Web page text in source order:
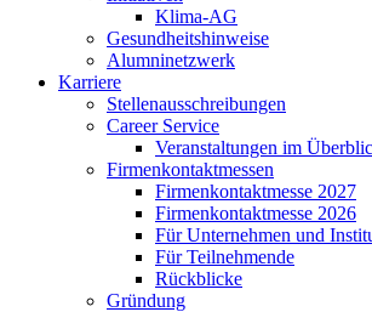
Klima-AG
Gesundheitshinweise
Alumninetzwerk
Karriere
Stellenausschreibungen
Career Service
Veranstaltungen im
Firmenkontaktmessen
Firmenkontaktmesse 2027
Firmenkontaktmesse 2026
Für Unternehmen und
Für Teilnehmende
Rückblicke
Gründung